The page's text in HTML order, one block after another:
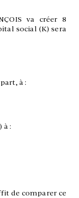
va créer 8
social (K) sera
à :
à :
de comparer ce